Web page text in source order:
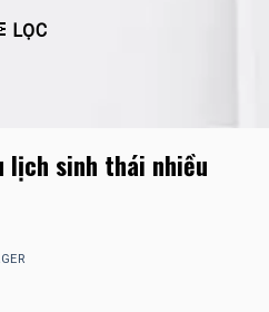
LỌC
lịch sinh thái nhiều